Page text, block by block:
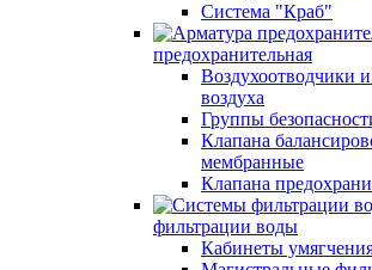
Система "Краб"
предохранительная
Воздухоотводчики
воздуха
Группы
Клапана
мембранные
Клапана
фильтрации воды
Кабинеты